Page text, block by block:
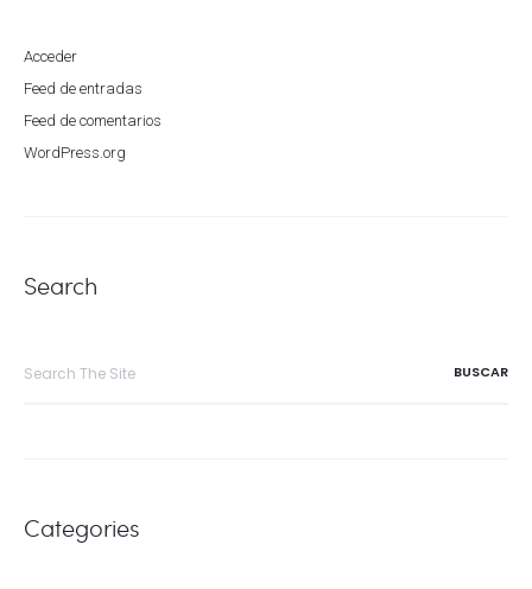
Acceder
Feed de entradas
Feed de comentarios
WordPress.org
Search
Categories